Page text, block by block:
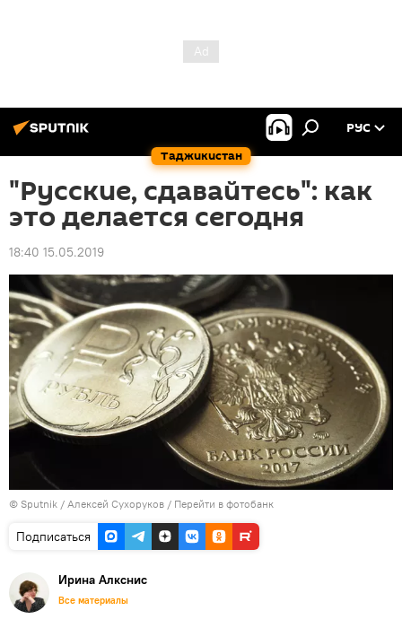
Таджикистан
РУС
"Русские, сдавайтесь": как
это делается сегодня
18:40 15.05.2019
© Sputnik / Алексей Сухоруков / Перейти в фотобанк
Подписаться
Иринa Алкснис
Все материалы